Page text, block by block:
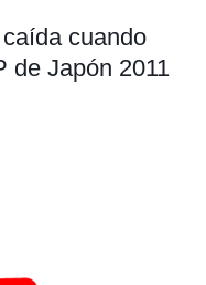
cuando
de Japón 2011